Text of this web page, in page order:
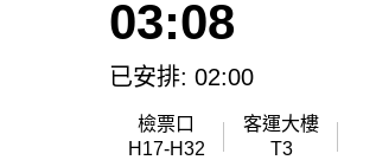
03:08
已安排: 02:00
檢票口
H17-H32
客運大樓
T3